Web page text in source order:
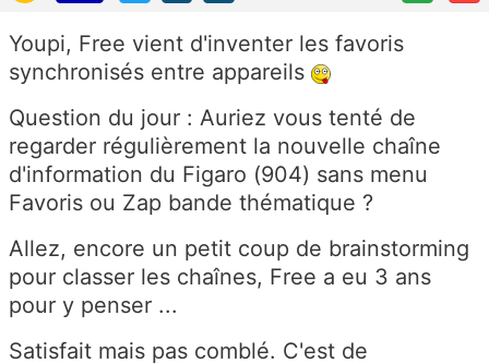
Youpi, Free vient d'inventer les favoris
synchronisés entre appareils
Question du jour : Auriez vous tenté de
regarder régulièrement la nouvelle chaîne
d'information du Figaro (904) sans menu
Favoris ou Zap bande thématique ?
Allez, encore un petit coup de brainstorming
pour classer les chaînes, Free a eu 3 ans
pour y penser ...
Satisfait mais pas comblé. C'est de